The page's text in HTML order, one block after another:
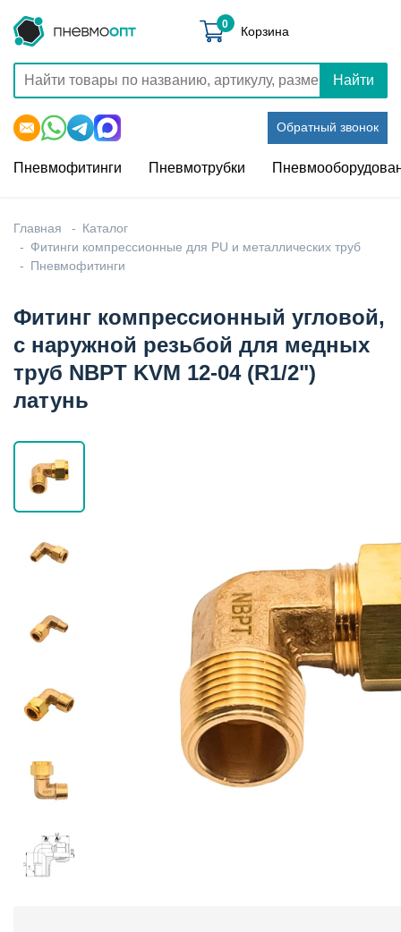
Найти
Обратный звонок
0 Корзина
Пневмофитинги Пневмотрубки
Главная
Каталог
Фитинги компрессионные для PU и металлических труб
Пневмофитинги
Фитинг компрессионный угловой,
с наружной резьбой для медных
труб NBPT KVM 12-04 (R1/2")
латунь